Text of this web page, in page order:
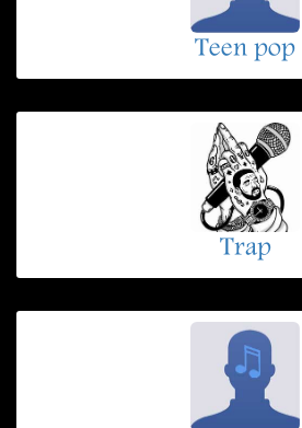
Teen pop
Trap